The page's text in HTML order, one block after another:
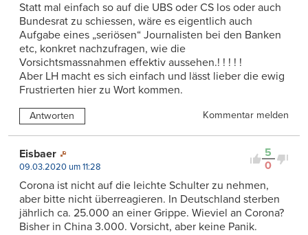
Statt mal einfach so auf die UBS oder CS los oder auch
Bundesrat zu schiessen, wäre es eigentlich auch
Aufgabe eines „seriösen“ Journalisten bei den Banken
etc, konkret nachzufragen, wie die
Vorsichtsmassnahmen effektiv aussehen.! ! ! ! !
Aber LH macht es sich einfach und lässt lieber die ewig
Frustrierten hier zu Wort kommen.
Antworten Kommentar melden
5
0
Eisbaer
09.03.2020 um 11:28
Corona ist nicht auf die leichte Schulter zu nehmen,
aber bitte nicht überreagieren. In Deutschland sterben
jährlich ca. 25.000 an einer Grippe. Wieviel an Corona?
Bisher in China 3.000. Vorsicht, aber keine Panik.